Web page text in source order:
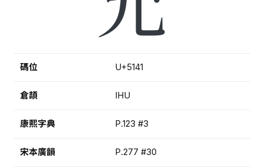
碼位 U+5141
倉頡 IHU
康熙字典 P.123 #3
宋本廣韻 P.277 #30